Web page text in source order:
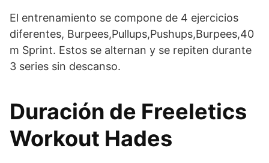
El entrenamiento se compone de 4 ejercicios
diferentes, Burpees,Pullups,Pushups,Burpees,40
m Sprint. Estos se alternan y se repiten durante
3 series sin descanso.
Duración de Freeletics
Workout Hades